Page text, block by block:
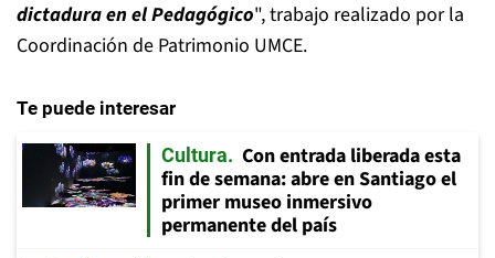
dictadura en el Pedagógico", trabajo realizado por la
Coordinación de Patrimonio UMCE.
Te puede interesar
Cultura
Con entrada liberada esta
fin de semana: abre en Santiago el
primer museo inmersivo
permanente del país